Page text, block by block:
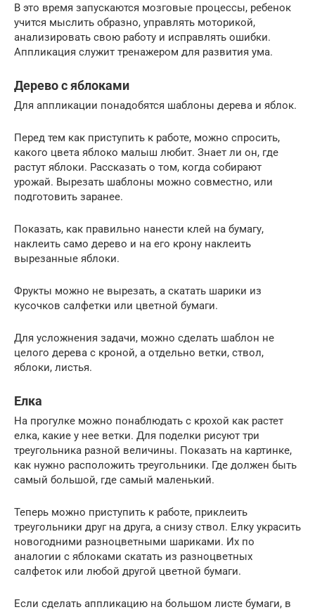
В это время запускаются мозговые процессы, ребенок
учится мыслить образно, управлять моторикой,
анализировать свою работу и исправлять ошибки.
Аппликация служит тренажером для развития ума.
Дерево с яблоками
Для аппликации понадобятся шаблоны дерева и яблок.
Перед тем как приступить к работе, можно спросить,
какого цвета яблоко малыш любит. Знает ли он, где
растут яблоки. Рассказать о том, когда собирают
урожай. Вырезать шаблоны можно совместно, или
подготовить заранее.
Показать, как правильно нанести клей на бумагу,
наклеить само дерево и на его крону наклеить
вырезанные яблоки.
Фрукты можно не вырезать, а скатать шарики из
кусочков салфетки или цветной бумаги.
Для усложнения задачи, можно сделать шаблон не
целого дерева с кроной, а отдельно ветки, ствол,
яблоки, листья.
Елка
На прогулке можно понаблюдать с крохой как растет
елка, какие у нее ветки. Для поделки рисуют три
треугольника разной величины. Показать на картинке,
как нужно расположить треугольники. Где должен быть
самый большой, где самый маленький.
Теперь можно приступить к работе, приклеить
треугольники друг на друга, а снизу ствол. Елку украсить
новогодними разноцветными шариками. Их по
аналогии с яблоками скатать из разноцветных
салфеток или любой другой цветной бумаги.
Если сделать аппликацию на большом листе бумаги, в